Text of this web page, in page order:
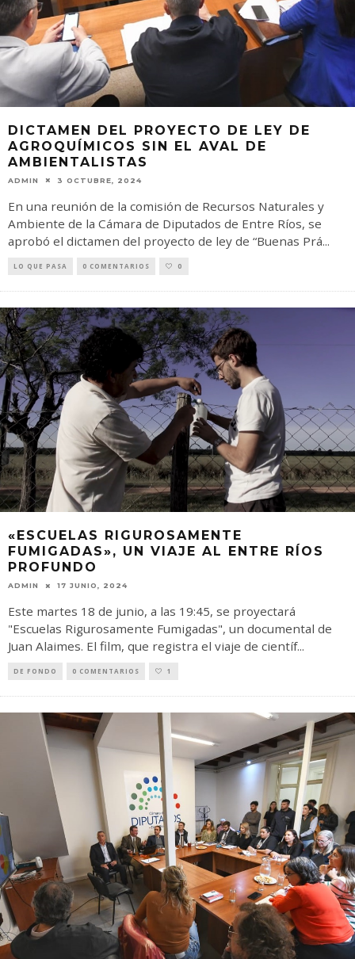
DICTAMEN DEL PROYECTO DE LEY DE
AGROQUÍMICOS SIN EL AVAL DE
AMBIENTALISTAS
ADMIN 3 OCTUBRE, 2024
En una reunión de la comisión de Recursos Naturales y
Ambiente de la Cámara de Diputados de Entre Ríos, se
aprobó el dictamen del proyecto de ley de “Buenas Prá...
LO QUE PASA 0 COMENTARIOS 0
«ESCUELAS RIGUROSAMENTE
FUMIGADAS», UN VIAJE AL ENTRE RÍOS
PROFUNDO
ADMIN 17 JUNIO, 2024
Este martes 18 de junio, a las 19:45, se proyectará
"Escuelas Rigurosamente Fumigadas", un documental de
Juan Alaimes. El film, que registra el viaje de científ...
DE FONDO 0 COMENTARIOS 1